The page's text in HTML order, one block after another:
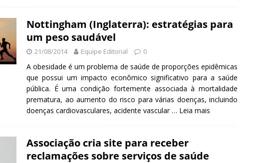
Nottingham (Inglaterra): estratégias para
um peso saudável
21/08/2014 Equipe Editorial 0
A obesidade é um problema de saúde de proporções epidêmicas
que possui um impacto econômico significativo para a saúde
pública. É uma condição fortemente associada à mortalidade
prematura, ao aumento do risco para várias doenças, incluindo
doenças cardiovasculares, acidente vascular … Leia mais
Associação cria site para receber
reclamações sobre serviços de saúde